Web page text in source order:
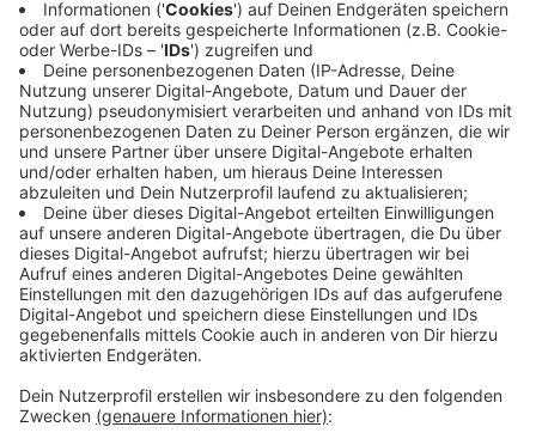
Anzeige
1. Wann findet der Streik der Rheinbahn statt?
Der Streik der Rheinbahn ist für den 10. und 11.
März geplant und beginnt um 3 Uhr morgens. Er
dauert 48 Stunden.
2. Welche Verkehrsmittel sind vom Streik betroffen?
Während des Streiks fahren keine U-Bahnen oder
Straßenbahnen. Die meisten Buslinien sind
ebenfalls betroffen, und Schulbusse entfallen
komplett.